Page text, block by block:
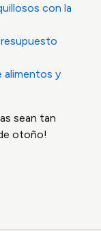
con la
alimentos y
sean tan
otoño!